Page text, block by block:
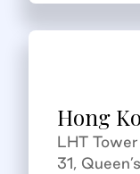
Hong
LHT Tower
31,